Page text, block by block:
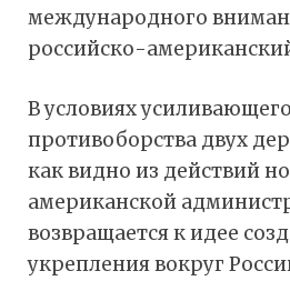
международного
российско-
В условиях
противоборства двух
как видно из действий
американской
возвращается к идее
укрепления вокруг